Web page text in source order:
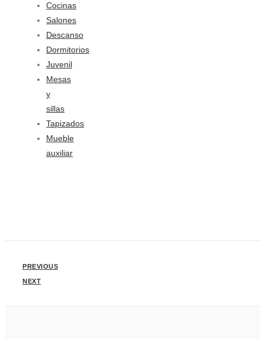
Cocinas
Salones
Descanso
Dormitorios
Juvenil
Mesas
y
sillas
Tapizados
Mueble
auxiliar
PREVIOUS
NEXT